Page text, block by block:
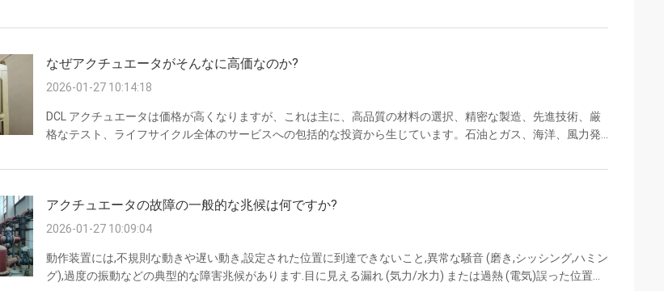
なぜアクチュエータがそんなに高価なのか?
2026-01-27 10:14:18
DCL アクチュエータは価格が高くなりますが、これは主に、高品質の材料の選択、精密な製造、先進技術、厳
格なテスト、ライフサイクル全体のサービスへの包括的な投資から生じています。石油とガス、海洋、風力発
詳細な理由は次のとおりです。 中核的なコスト構成要素 プレミアムな素材の選択と精密な製造 高級アルミダイ
輸入された電子部品は一貫したパフォーマンスを保証し、複数の保護装置 (過負荷、防湿、結露防止など) ...
アクチュエータの故障の一般的な兆候は何ですか?
2026-01-27 10:09:04
動作装置には,不規則な動きや遅い動き,設定された位置に到達できないこと,異常な騒音 (磨き,シッシング,ハミン
グ),過度の振動などの典型的な障害兆候があります.目に見える漏れ (気力/水力) または過熱 (電気)誤った位置フ